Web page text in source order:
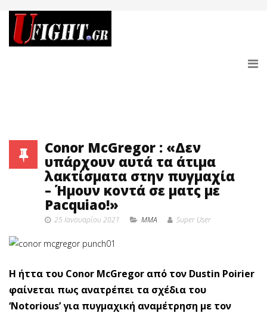
Conor McGregor : «Δεν
υπάρχουν αυτά τα άτιμα
λακτίσματα στην πυγμαχία
– Ήμουν κοντά σε ματς με
Pacquiao!»
25 Ιανουαρίου 2021 MMA Super User
Η ήττα του Conor McGregor από τον Dustin Poirier
φαίνεται πως ανατρέπει τα σχέδια του
‘Notorious’ για πυγμαχική αναμέτρηση με τον